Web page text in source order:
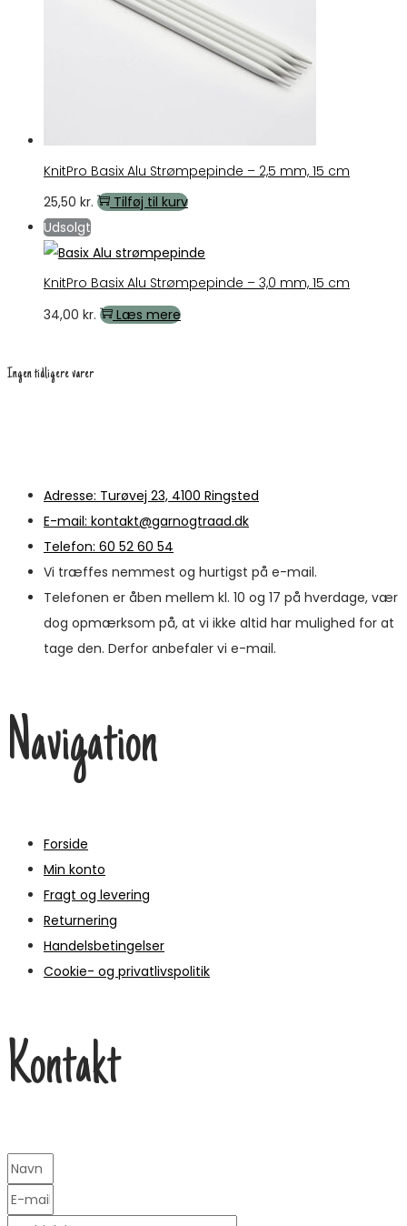
KnitPro Basix Alu Strømpepinde – 2,5 mm, 15 cm
25,50 kr.
Tilføj til kurv
Udsolgt
KnitPro Basix Alu Strømpepinde – 3,0 mm, 15 cm
34,00 kr. Læs mere
Ingen tidligere varer
Adresse: Turøvej 23, 4100 Ringsted
E-mail: kontakt@garnogtraad.dk
Telefon: 60 52 60 54
Vi træffes nemmest og hurtigst på e-mail.
Telefonen er åben mellem kl. 10 og 17 på hverdage, vær
dog opmærksom på, at vi ikke altid har mulighed for at
tage den. Derfor anbefaler vi e-mail.
Navigation
Forside
Min konto
Fragt og levering
Returnering
Handelsbetingelser
Cookie- og privatlivspolitik
Kontakt